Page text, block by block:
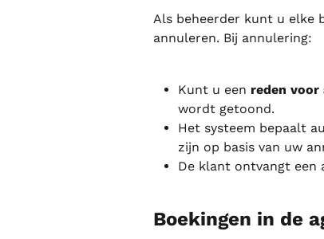
Als beheerder kunt u elke
annuleren. Bij annulering:
Kunt u een reden voor
wordt getoond.
Het systeem bepaalt
zijn op basis van uw
De klant ontvangt een
Boekingen in de